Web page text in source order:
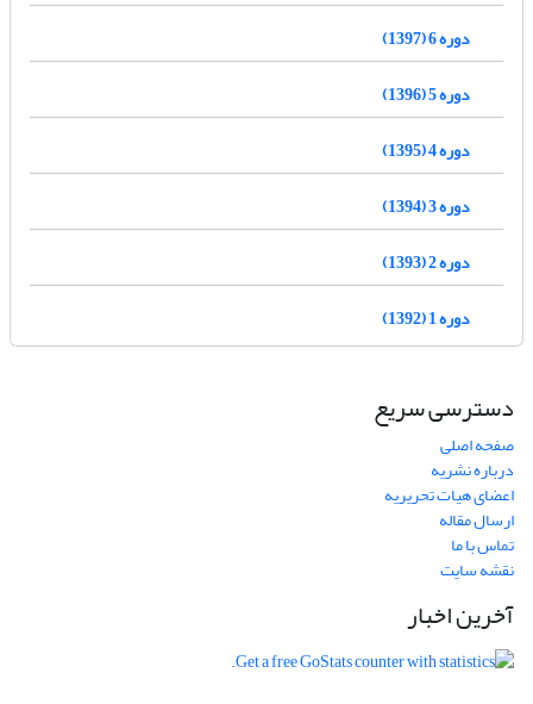
دوره 6 (1397)
دوره 5 (1396)
دوره 4 (1395)
دوره 3 (1394)
دوره 2 (1393)
دوره 1 (1392)
دسترسی سریع
صفحه اصلی
درباره نشریه
اعضای هیات تحریریه
ارسال مقاله
تماس با ما
نقشه سایت
آخرین اخبار